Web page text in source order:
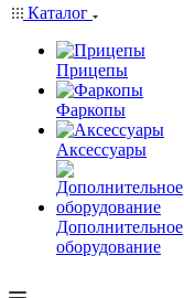
Каталог
Прицепы
Фаркопы
Аксессуары
Дополнительное
оборудование